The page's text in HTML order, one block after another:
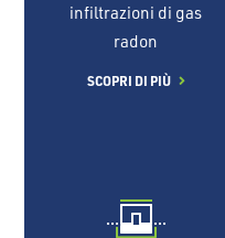
infiltrazioni di gas
radon
SCOPRI DI PIÙ